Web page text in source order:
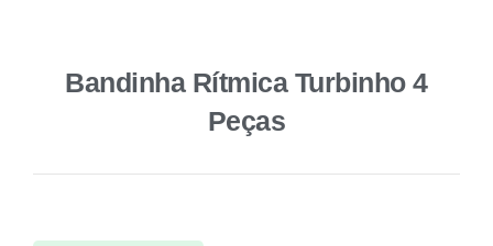
Bandinha Rítmica Turbinho 4
Peças